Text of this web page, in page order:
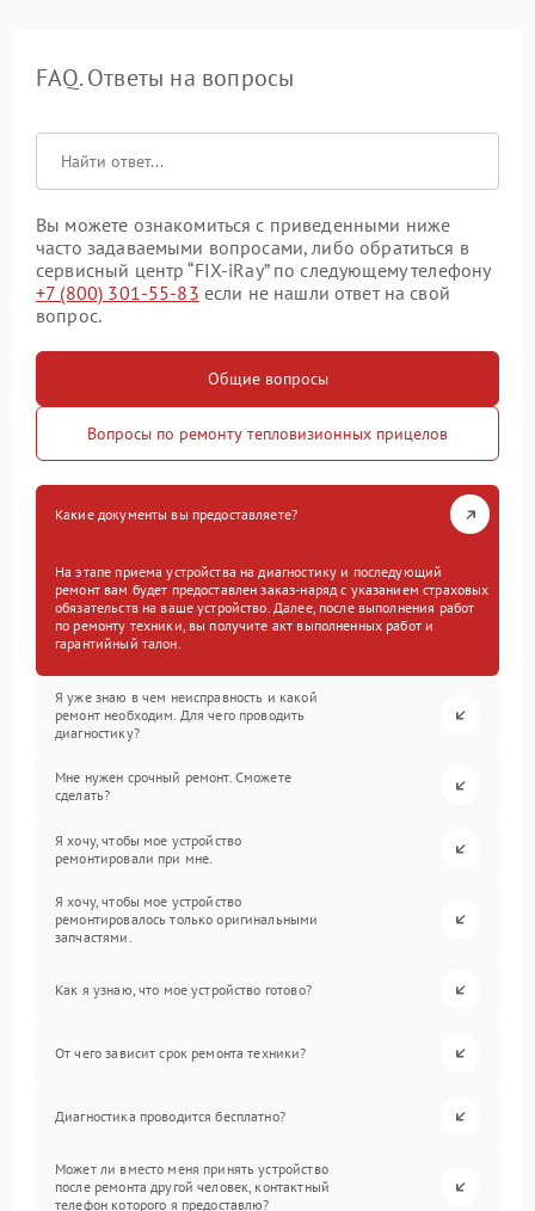
FAQ. Ответы на вопросы
Вы можете ознакомиться с приведенными ниже
часто задаваемыми вопросами, либо обратиться в
сервисный центр “FIX-iRay” по следующему телефону
+7 (800) 301-55-83 если не нашли ответ на свой
вопрос.
Общие вопросы
Вопросы по ремонту тепловизионных прицелов
Какие документы вы предоставляете?
На этапе приема устройства на диагностику и последующий
ремонт вам будет предоставлен заказ-наряд с указанием страховых
обязательств на ваше устройство. Далее, после выполнения работ
по ремонту техники, вы получите акт выполненных работ и
гарантийный талон.
Я уже знаю в чем неисправность и какой
ремонт необходим. Для чего проводить
диагностику?
Мне нужен срочный ремонт. Сможете
сделать?
Я хочу, чтобы мое устройство
ремонтировали при мне.
Я хочу, чтобы мое устройство
ремонтировалось только оригинальными
запчастями.
Как я узнаю, что мое устройство готово?
От чего зависит срок ремонта техники?
Диагностика проводится бесплатно?
Может ли вместо меня принять устройство
после ремонта другой человек, контактный
телефон которого я предоставлю?